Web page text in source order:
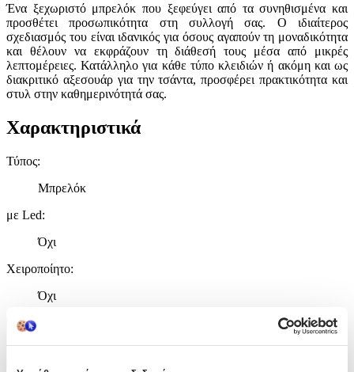
Ένα ξεχωριστό μπρελόκ που ξεφεύγει από τα συνηθισμένα και
προσθέτει προσωπικότητα στη συλλογή σας. Ο ιδιαίτερος
σχεδιασμός του είναι ιδανικός για όσους αγαπούν τη μοναδικότητα
και θέλουν να εκφράζουν τη διάθεσή τους μέσα από μικρές
λεπτομέρειες. Κατάλληλο για κάθε τύπο κλειδιών ή ακόμη και ως
διακριτικό αξεσουάρ για την τσάντα, προσφέρει πρακτικότητα και
στυλ στην καθημερινότητά σας.
Χαρακτηριστικά
Τύπος:
Μπρελόκ
με Led:
Όχι
Χειροποίητο:
Όχι
Χαρακτηριστικά